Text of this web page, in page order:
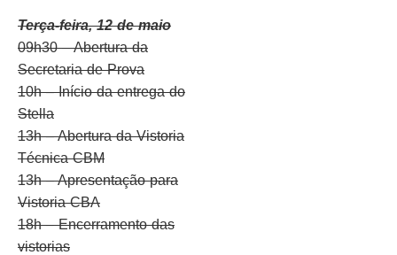
Terça-feira, 12 de maio
09h30 – Abertura da
Secretaria de Prova
10h – Início da entrega do
Stella
13h – Abertura da Vistoria
Técnica CBM
13h – Apresentação para
Vistoria CBA
18h – Encerramento das
vistorias